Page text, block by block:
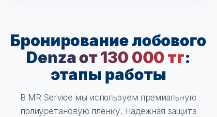
Бронирование лобового
Denza от 130 000 тг:
этапы работы
В MR Service мы используем премиальную
полиуретановую пленку. Надежная защита